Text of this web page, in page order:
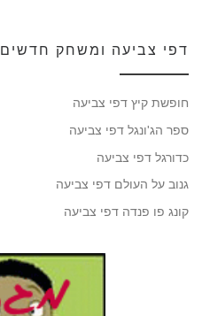
דפי צביעה ומשחק חדשים
חופשת קיץ דפי צביעה
ספר הג'ונגל דפי צביעה
כדורגל דפי צביעה
גנוב על העולם דפי צביעה
קונג פו פנדה דפי צביעה